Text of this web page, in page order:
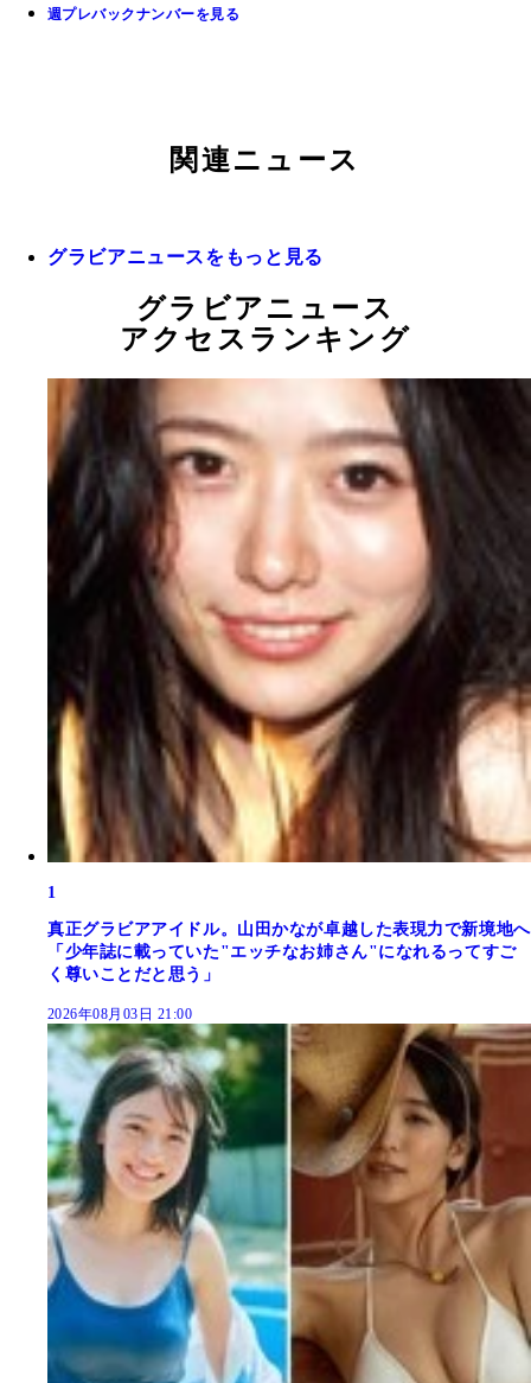
週プレバックナンバーを見る
関連ニュース
グラビアニュースをもっと見る
グラビアニュース
アクセスランキング
1
真正グラビアアイドル。山田かなが卓越した表現力で新境地へ
「少年誌に載っていた"エッチなお姉さん"になれるってすご
く尊いことだと思う」
2026年08月03日 21:00